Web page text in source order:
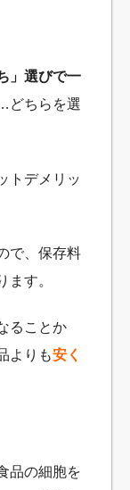
」選びで一
ちらを選
トデメリッ
で、保存料
ます。
ることか
よりも安く
品の細胞を